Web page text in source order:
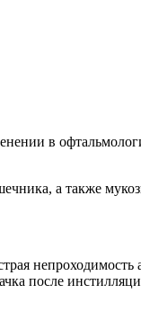
в
а также
непроходимость
после